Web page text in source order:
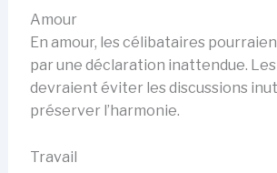
Amour
En amour, les célibataires
par une déclaration inattendue.
devraient éviter les discussions
préserver l’harmonie.
Travail